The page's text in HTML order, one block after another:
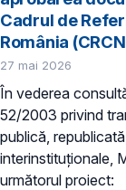
Cadrul de
România
27 mai 2026
În vederea
52/2003 privind
publică,
interinstituționale,
următorul proiect: